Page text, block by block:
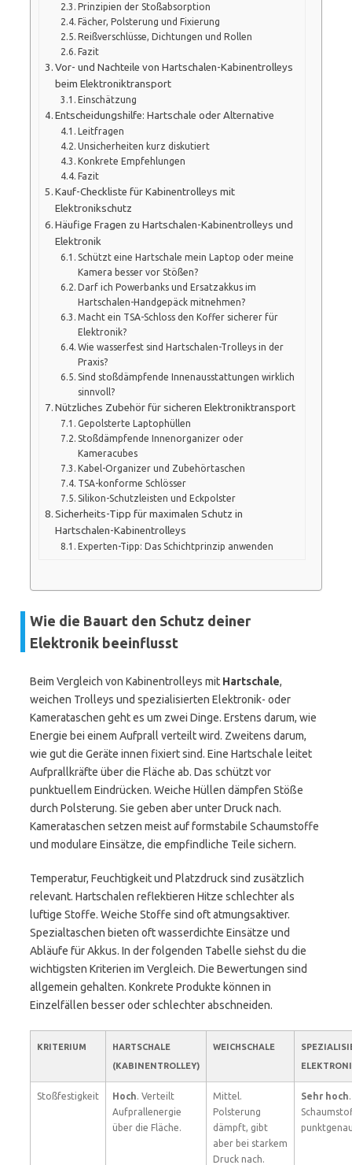
Prinzipien der Stoßabsorption
Fächer, Polsterung und Fixierung
Reißverschlüsse, Dichtungen und Rollen
Fazit
Vor- und Nachteile von Hartschalen-Kabinentrolleys
beim Elektroniktransport
Einschätzung
Entscheidungshilfe: Hartschale oder Alternative
Leitfragen
Unsicherheiten kurz diskutiert
Konkrete Empfehlungen
Fazit
Kauf-Checkliste für Kabinentrolleys mit
Elektronikschutz
Häufige Fragen zu Hartschalen-Kabinentrolleys und
Elektronik
Schützt eine Hartschale mein Laptop oder meine
Kamera besser vor Stößen?
Darf ich Powerbanks und Ersatzakkus im
Hartschalen-Handgepäck mitnehmen?
Macht ein TSA-Schloss den Koffer sicherer für
Elektronik?
Wie wasserfest sind Hartschalen-Trolleys in der
Praxis?
Sind stoßdämpfende Innenausstattungen wirklich
sinnvoll?
Nützliches Zubehör für sicheren Elektroniktransport
Gepolsterte Laptophüllen
Stoßdämpfende Innenorganizer oder
Kameracubes
Kabel-Organizer und Zubehörtaschen
TSA-konforme Schlösser
Silikon-Schutzleisten und Eckpolster
Sicherheits-Tipp für maximalen Schutz in
Hartschalen-Kabinentrolleys
Experten-Tipp: Das Schichtprinzip anwenden
Wie die Bauart den Schutz deiner
Elektronik beeinflusst
Beim Vergleich von Kabinentrolleys mit Hartschale,
weichen Trolleys und spezialisierten Elektronik- oder
Kamerataschen geht es um zwei Dinge. Erstens darum, wie
Energie bei einem Aufprall verteilt wird. Zweitens darum,
wie gut die Geräte innen fixiert sind. Eine Hartschale leitet
Aufprallkräfte über die Fläche ab. Das schützt vor
punktuellem Eindrücken. Weiche Hüllen dämpfen Stöße
durch Polsterung. Sie geben aber unter Druck nach.
Kamerataschen setzen meist auf formstabile Schaumstoffe
und modulare Einsätze, die empfindliche Teile sichern.
Temperatur, Feuchtigkeit und Platzdruck sind zusätzlich
relevant. Hartschalen reflektieren Hitze schlechter als
luftige Stoffe. Weiche Stoffe sind oft atmungsaktiver.
Spezialtaschen bieten oft wasserdichte Einsätze und
Abläufe für Akkus. In der folgenden Tabelle siehst du die
wichtigsten Kriterien im Vergleich. Die Bewertungen sind
allgemein gehalten. Konkrete Produkte können in
Einzelfällen besser oder schlechter abschneiden.
KRITERIUM
HARTSCHALE
(KABINENTROLLEY)
WEICHSCHALE
Stoßfestigkeit Hoch. Verteilt
Aufprallenergie
über die Fläche.
Mittel.
Polsterung
dämpft, gibt
aber bei starkem
Druck nach.
Sehr hoch